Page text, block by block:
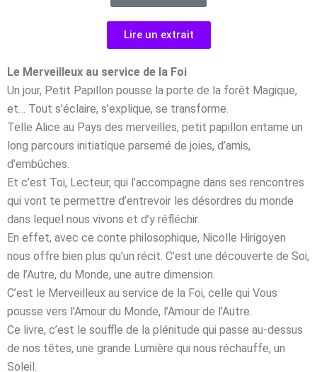
Lire un extrait
Le Merveilleux au service de la Foi
Un jour, Petit Papillon pousse la porte de la forêt Magique,
et… Tout s’éclaire, s’explique, se transforme.
Telle Alice au Pays des merveilles, petit papillon entame un
long parcours initiatique parsemé de joies, d’amis,
d’embûches.
Et c’est Toi, Lecteur, qui l’accompagne dans ses rencontres
qui vont te permettre d’entrevoir les désordres du monde
dans lequel nous vivons et d’y réfléchir.
En effet, avec ce conte philosophique, Nicolle Hirigoyen
nous offre bien plus qu’un récit. C’est une découverte de Soi,
de l’Autre, du Monde, une autre dimension.
C’est le Merveilleux au service de la Foi, celle qui Vous
pousse vers l’Amour du Monde, l’Amour de l’Autre.
Ce livre, c’est le souffle de la plénitude qui passe au-dessus
de nos têtes, une grande Lumière qui nous réchauffe, un
Soleil.